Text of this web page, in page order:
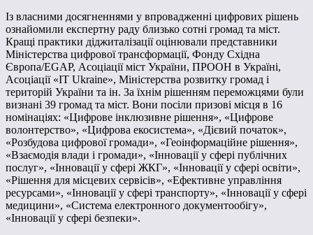
Із власними досягненнями у впровадженні цифрових рішень
ознайомили експертну раду близько сотні громад та міст.
Кращі практики діджиталізації оцінювали представники
Міністерства цифрової трансформації, Фонду Східна
Європа/EGAP, Асоціації міст України, ПРООН в Україні,
Асоціації «IT Ukraine», Міністерства розвитку громад і
територій України та ін. За їхнім рішенням переможцями були
визнані 39 громад та міст. Вони посіли призові місця в 16
номінаціях: «Цифрове інклюзивне рішення», «Цифрове
волонтерство», «Цифрова екосистема», «Дієвий початок»,
«Розбудова цифрової громади», «Геоінформаційне рішення»,
«Взаємодія влади і громади», «Інновації у сфері публічних
послуг», «Інновації у сфері ЖКГ», «Інновації у сфері освіти»,
«Рішення для місцевих сервісів», «Ефективне управління
ресурсами», «Інновації у сфері транспорту», «Інновації у сфері
медицини», «Система електронного документообігу»,
«Інновації у сфері безпеки».